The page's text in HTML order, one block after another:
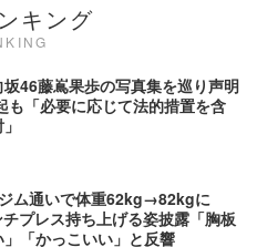
キング
46藤嶌果歩の写真集を巡り声明
も「必要に応じて法的措置を含
ム通いで体重62kg→82kgに
プレス持ち上げる姿披露「胸板
「かっこいい」と反響